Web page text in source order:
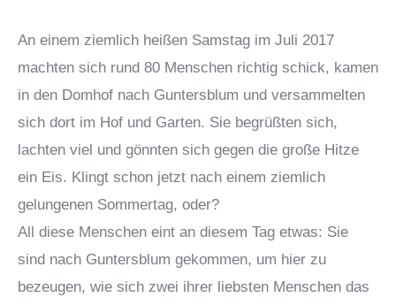
An einem ziemlich heißen Samstag im Juli 2017
machten sich rund 80 Menschen richtig schick, kamen
in den Domhof nach Guntersblum und versammelten
sich dort im Hof und Garten. Sie begrüßten sich,
lachten viel und gönnten sich gegen die große Hitze
ein Eis. Klingt schon jetzt nach einem ziemlich
gelungenen Sommertag, oder?
All diese Menschen eint an diesem Tag etwas: Sie
sind nach Guntersblum gekommen, um hier zu
bezeugen, wie sich zwei ihrer liebsten Menschen das